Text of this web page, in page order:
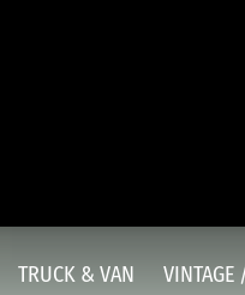
TRUCK & VAN VINTAGE